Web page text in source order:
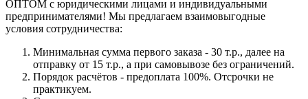
ОПТОМ с юридическими лицами и индивидуальными
предпринимателями! Мы предлагаем взаимовыгодные
условия сотрудничества:
Минимальная сумма первого заказа - 30 т.р., далее на
отправку от 15 т.р., а при самовывозе без ограничений.
Порядок расчётов - предоплата 100%. Отсрочки не
практикуем.